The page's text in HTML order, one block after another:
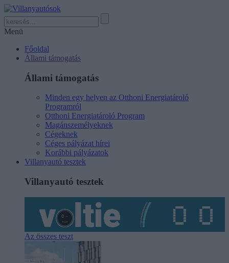
Menü
Főoldal
Állami támogatás
Állami támogatás
Minden egy helyen az Otthoni Energiatároló
Programról
Otthoni Energiatároló Program
Magánszemélyeknek
Cégeknek
Céges pályázat hírei
Korábbi pályázatok
Villanyautó tesztek
Villanyautó tesztek
Az összes teszt